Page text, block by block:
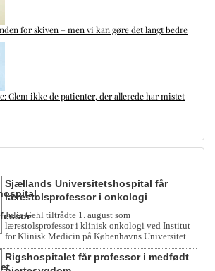
for skiven – men vi kan gøre det langt bedre
Glem ikke de patienter, der allerede har mistet
Sjællands Universitetshospital får
lærestolsprofessor i onkologi
Julie Gehl tiltrådte 1. august som
lærestolsprofessor i klinisk onkologi ved Institut
for Klinisk Medicin på Københavns Universitet.
Rigshospitalet får professor i medfødt